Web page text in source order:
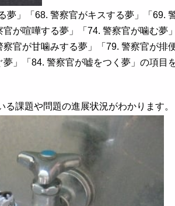
」「68. 警察官がキスする夢」「69.
が喧嘩する夢」「74. 警察官が噛む夢
官が甘噛みする夢」「79. 警察官が排
」「84. 警察官が嘘をつく夢」の項目
課題や問題の進展状況がわかります。